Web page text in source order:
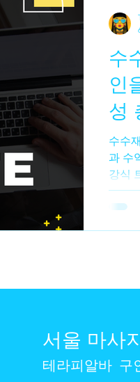
' 테라피구인
피스트 알바 스웨디
재배 수수농사
수
인
성
수수
과 수
강식
밥에
도로
이 특
뜻하
도 토
습에
서울 마사
테라피알바 구